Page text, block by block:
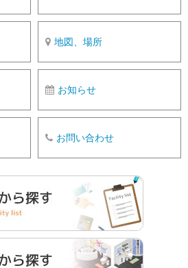
地図、場所
お知らせ
お問い合わせ